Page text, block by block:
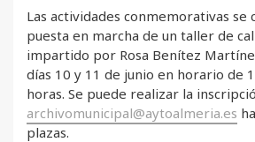
Las actividades conmemorativas se
puesta en marcha de un taller de
impartido por Rosa Benítez
días 10 y 11 de junio en horario de
horas. Se puede realizar la
archivomunicipal@aytoalmeria.es
plazas.